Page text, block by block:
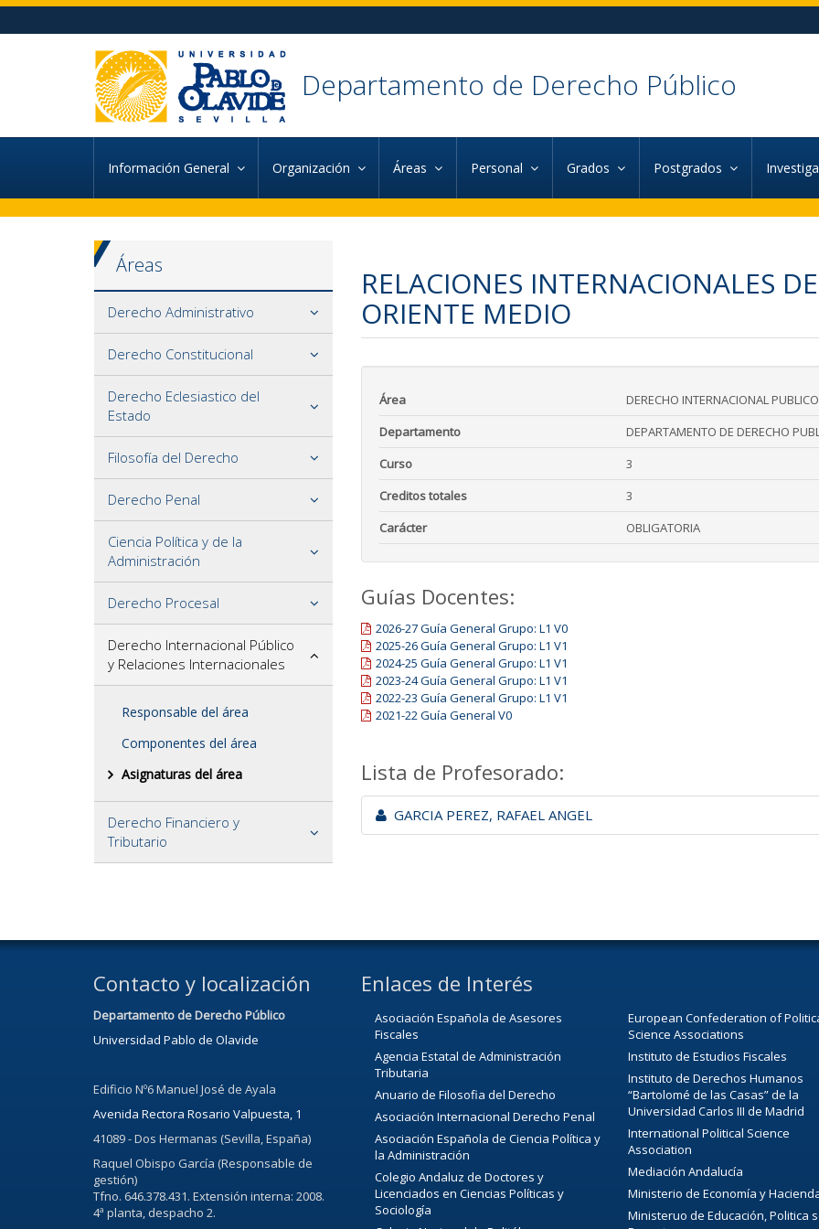
Ir al contenido principal de la página (alt + s)
Ir al pie de la página (alt + p)
Ir al menú principal (alt + u)
Departamento de Derecho Público
Información General Organización Áreas Personal Grados Postgrados
Áreas
Derecho Administrativo
Derecho Constitucional
Derecho Eclesiastico del
Estado
Filosofía del Derecho
Derecho Penal
Ciencia Política y de la
Administración
Derecho Procesal
Derecho Internacional Público
y Relaciones Internacionales
Responsable del área
Componentes del área
Asignaturas del área
Derecho Financiero y
Tributario
RELACIONES INTERNACIONALES
ORIENTE MEDIO
Área
DERECHO INTERNACIONAL
Departamento
DEPARTAMENTO DE DERECHO
Curso
3
Creditos totales
3
Carácter
OBLIGATORIA
Guías Docentes:
2026-27 Guía General Grupo: L1 V0
2025-26 Guía General Grupo: L1 V1
2024-25 Guía General Grupo: L1 V1
2023-24 Guía General Grupo: L1 V1
2022-23 Guía General Grupo: L1 V1
2021-22 Guía General V0
Lista de Profesorado:
GARCIA PEREZ, RAFAEL ANGEL
Contacto y localización
Departamento de Derecho Público
Universidad Pablo de Olavide
Edificio Nº6 Manuel José de Ayala
Avenida Rectora Rosario Valpuesta, 1
41089 - Dos Hermanas (Sevilla, España)
Raquel Obispo García (Responsable de
gestión)
Tfno. 646.378.431. Extensión interna: 2008.
4ª planta, despacho 2.
Enlaces de Interés
Asociación Española de Asesores
Fiscales
Agencia Estatal de Administración
Tributaria
Anuario de Filosofia del Derecho
Asociación Internacional Derecho Penal
Asociación Española de Ciencia Política y
la Administración
Colegio Andaluz de Doctores y
Licenciados en Ciencias Políticas y
Sociología
European Confederation of
Science Associations
Instituto de Estudios Fiscales
Instituto de Derechos Humanos
“Bartolomé de las Casas” de la
Universidad Carlos III de Madrid
International Political Science
Association
Mediación Andalucía
Ministerio de Economía y
Ministeruo de Educación, Politica